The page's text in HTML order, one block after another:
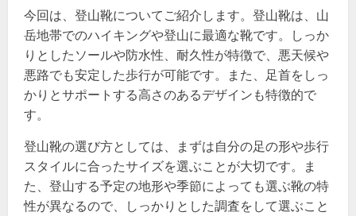
今回は、登山靴についてご紹介します。登山靴は、山
岳地帯でのハイキングや登山に最適な靴です。しっか
りとしたソールや防水性、耐久性が特徴で、悪天候や
悪路でも安定した歩行が可能です。また、足首をしっ
かりとサポートする高さのあるデザインも特徴的で
す。
登山靴の選び方としては、まずは自分の足の形や歩行
スタイルに合ったサイズを選ぶことが大切です。ま
た、登山する予定の地形や季節によっても選ぶ靴の特
性が異なるので、しっかりとした調査をして選ぶこと